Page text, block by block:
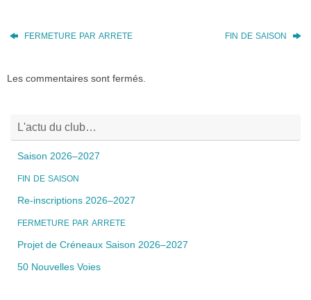
FERMETURE PAR ARRETE FIN DE SAISON
Les commentaires sont fermés.
L'actu du club…
Saison 2026–2027
FIN DE SAISON
Re-inscriptions 2026–2027
FERMETURE PAR ARRETE
Projet de Créneaux Saison 2026–2027
50 Nouvelles Voies